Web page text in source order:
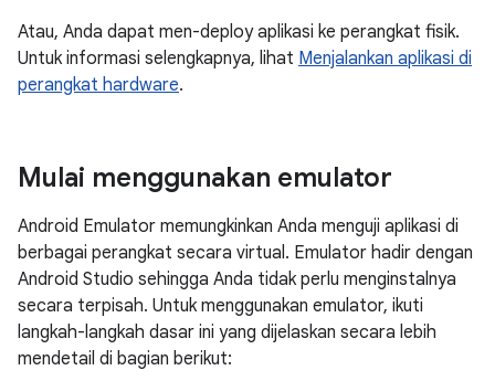
Atau, Anda dapat men-deploy aplikasi ke perangkat fisik.
Untuk informasi selengkapnya, lihat Menjalankan aplikasi di
perangkat hardware.
Mulai menggunakan emulator
Android Emulator memungkinkan Anda menguji aplikasi di
berbagai perangkat secara virtual. Emulator hadir dengan
Android Studio sehingga Anda tidak perlu menginstalnya
secara terpisah. Untuk menggunakan emulator, ikuti
langkah-langkah dasar ini yang dijelaskan secara lebih
mendetail di bagian berikut: